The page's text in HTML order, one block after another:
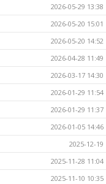
2026-05-29 13:38
2026-05-20 15:01
2026-05-20 14:52
2026-04-28 11:49
2026-03-17 14:30
2026-01-29 11:54
2026-01-29 11:37
2026-01-05 14:46
2025-12-19
2025-11-28 11:04
2025-11-10 10:35